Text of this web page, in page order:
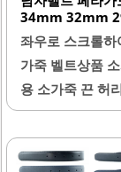
34mm 32mm
좌우로 스크롤
가죽 벨트상품
용 소가죽 끈 허
자랑합니다. 이
이 뛰어나며, 오
한 두께 옵션인